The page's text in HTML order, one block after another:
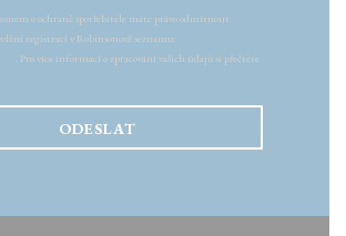
o ochraně spotřebitele máte právo odmítnout
registrací v Robinsonově seznamu:
. Pro více informací o zpracování vašich údajů si přečtěte
.